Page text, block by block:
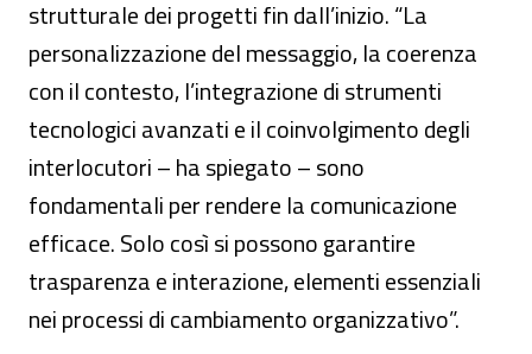
strutturale dei progetti fin dall’inizio. “La
personalizzazione del messaggio, la coerenza
con il contesto, l’integrazione di strumenti
tecnologici avanzati e il coinvolgimento degli
interlocutori – ha spiegato – sono
fondamentali per rendere la comunicazione
efficace. Solo così si possono garantire
trasparenza e interazione, elementi essenziali
nei processi di cambiamento organizzativo”.